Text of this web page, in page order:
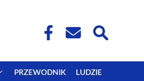
PRZEWODNIK LUDZIE